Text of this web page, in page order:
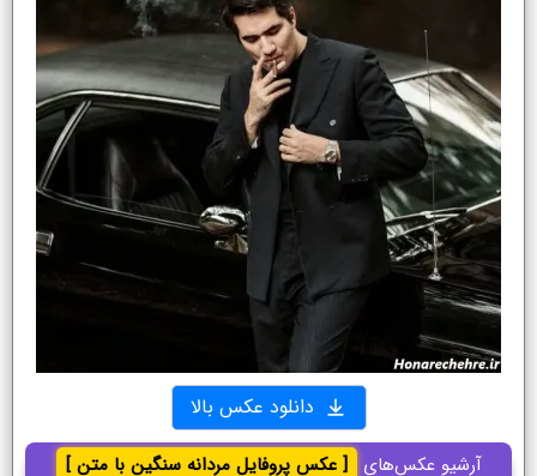
دانلود عکس بالا
آرشیو عکس‌های [ عکس پروفایل مردانه سنگین با متن ]